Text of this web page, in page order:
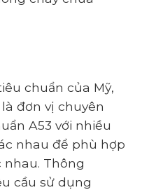
chuẩn của Mỹ,
đơn vị chuyên
A53 với nhiều
nhau để phù hợp
Thông
cầu sử dụng